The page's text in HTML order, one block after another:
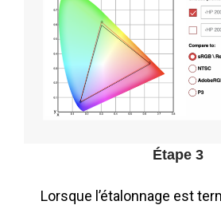
Étape 3
Lorsque l’étalonnage est